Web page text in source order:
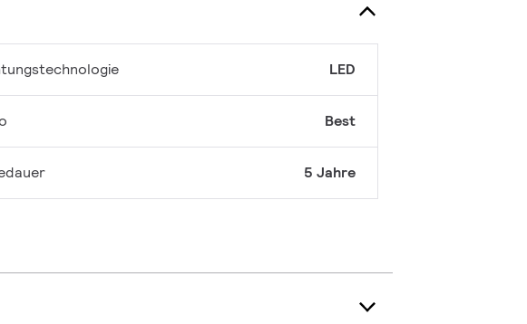
LED
Best
5 Jahre